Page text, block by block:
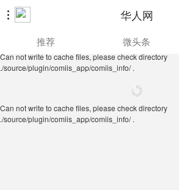
 华人网
./source/plugin/comiis_app/comiis_info/ .
推荐 微头条
Can not write to cache files, please check directory
./source/plugin/comiis_app/comiis_info/ .
Can not write to cache files, please check directory
./source/plugin/comiis_app/comiis_info/ .